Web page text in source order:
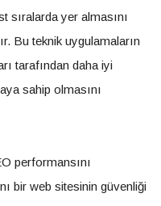
sıralarda yer almasını
Bu teknik uygulamaların
tarafından daha iyi
sahip olmasını
performansını
bir web sitesinin güvenliği